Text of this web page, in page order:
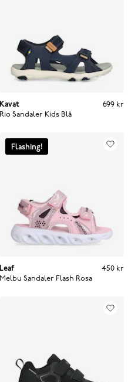
Kavat
Rio Sandaler Kids Blå
699 kr
699 kr
Flashing!
Leaf
Melbu Sandaler Flash Rosa
450 kr
450 kr